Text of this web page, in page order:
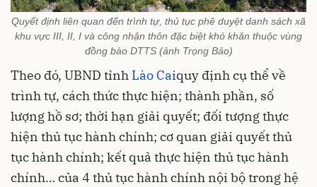
Quyết định liên quan đến trình tự, thủ tục phê duyệt danh sách xã
khu vực III, II, I và công nhận thôn đặc biệt khó khăn thuộc vùng
đồng bào DTTS (ảnh Trọng Bảo)
Theo đó, UBND tỉnh Lào Caiquy định cụ thể về
trình tự, cách thức thực hiện; thành phần, số
lượng hồ sơ; thời hạn giải quyết; đối tượng thực
hiện thủ tục hành chính; cơ quan giải quyết thủ
tục hành chính; kết quả thực hiện thủ tục hành
chính… của 4 thủ tục hành chính nội bộ trong hệ